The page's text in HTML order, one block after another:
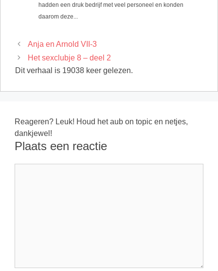
hadden een druk bedrijf met veel personeel en konden
daarom deze...
Anja en Arnold VII-3
Het sexclubje 8 – deel 2
Dit verhaal is 19038 keer gelezen.
Reageren? Leuk! Houd het aub on topic en netjes,
dankjewel!
Plaats een reactie